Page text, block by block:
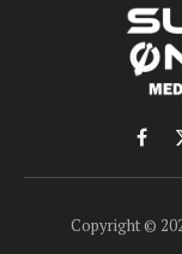
Copyright ©